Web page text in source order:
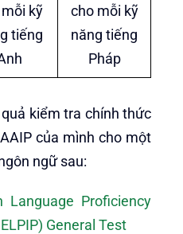
kỹ
tiếng
cho mỗi kỹ
năng tiếng
Pháp
kiểm tra chính thức
của mình cho một
ngữ sau:
Language Proficiency
General Test